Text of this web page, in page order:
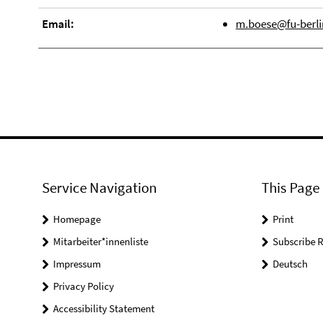
Email: m.boese@fu-
Service Navigation
Homepage
Mitarbeiter*innenliste
Impressum
Privacy Policy
Accessibility Statement
This Page
Print
Subscribe
Deutsch